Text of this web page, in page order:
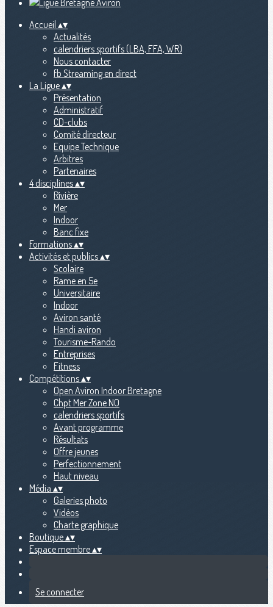
Accueil ▴▾
Actualités
calendriers sportifs (LBA, FFA, WR)
Nous contacter
fb Streaming en direct
La Ligue▴▾
Présentation
Administratif
CD-clubs
Comité directeur
Equipe Technique
Arbitres
Partenaires
4 disciplines▴▾
Rivière
Mer
Indoor
Banc fixe
Formations▴▾
Activités et publics▴▾
Scolaire
Rame en 5e
Universitaire
Indoor
Aviron santé
Handi aviron
Tourisme-Rando
Entreprises
Fitness
Compétitions▴▾
Open Aviron Indoor Bretagne
Chpt Mer Zone NO
calendriers sportifs
Avant programme
Résultats
Offre jeunes
Perfectionnement
Haut niveau
Média ▴▾
Galeries photo
Vidéos
Charte graphique
Boutique▴▾
Espace membre▴▾
Se connecter